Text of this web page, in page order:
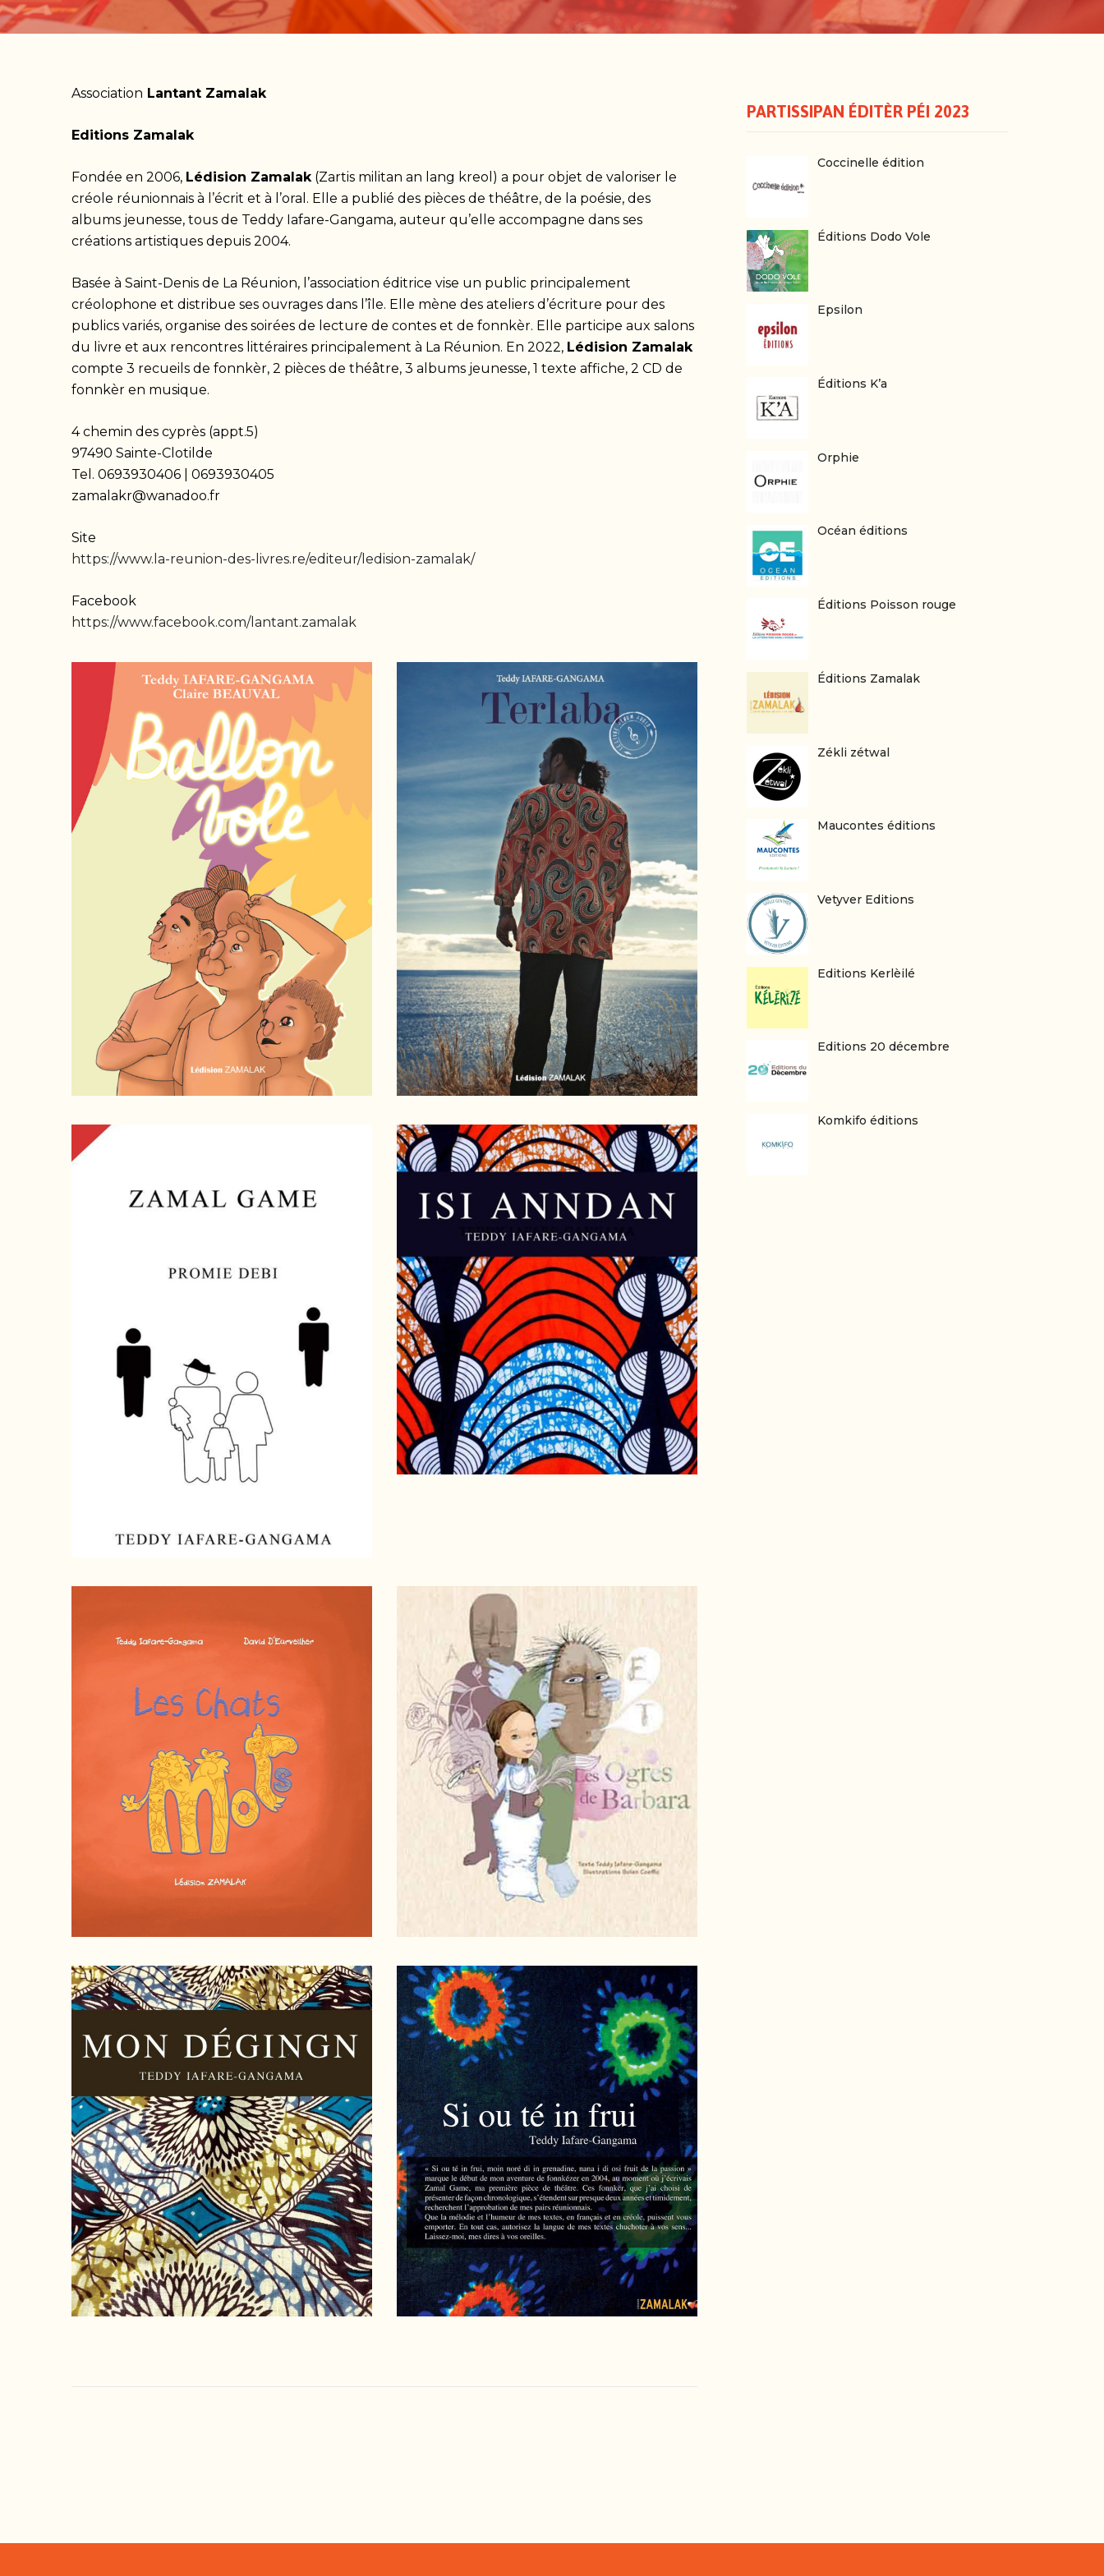
Association Lantant Zamalak
Editions Zamalak
Fondée en 2006, Lédision Zamalak(Zartis militan an lang kreol) a pour objet de valoriser le
créole réunionnais à l’écrit et à l’oral. Elle a publié des pièces de théâtre, de la poésie, des
albums jeunesse, tous de Teddy Iafare-Gangama, auteur qu’elle accompagne dans ses
créations artistiques depuis 2004.
Basée à Saint-Denis de La Réunion, l’association éditrice vise un public principalement
créolophone et distribue ses ouvrages dans l’île. Elle mène des ateliers d’écriture pour des
publics variés, organise des soirées de lecture de contes et de fonnkèr. Elle participe aux salons
du livre et aux rencontres littéraires principalement à La Réunion. En 2022, Lédision Zamalak
compte 3 recueils de fonnkèr, 2 pièces de théâtre, 3 albums jeunesse, 1 texte affiche, 2 CD de
fonnkèr en musique.
4 chemin des cyprès (appt.5)
97490 Sainte-Clotilde
Tel. 0693930406 | 0693930405
zamalakr@wanadoo.fr
Site
https://www.la-reunion-des-livres.re/editeur/ledision-zamalak/
Facebook
https://www.facebook.com/lantant.zamalak
PARTISSIPAN ÉDITÈR PÉI 2023
Coccinelle édition
Éditions Dodo Vole
Epsilon
Éditions K’a
Orphie
Océan éditions
Éditions Poisson rouge
Éditions Zamalak
Zékli zétwal
Maucontes éditions
Vetyver Editions
Editions Kerlèilé
Editions 20 décembre
Komkifo éditions